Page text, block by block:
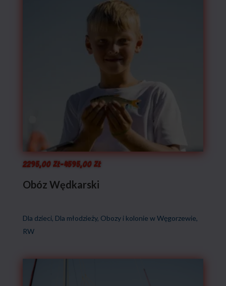
2295,00 zł–4595,00 złZakres
Obóz Wędkarski
Dla dzieci, Dla młodzieży, Obozy i kolonie w Węgorzewie,
RW